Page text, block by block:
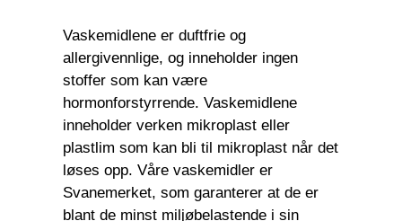
Vaskemidlene er duftfrie og
allergivennlige, og inneholder ingen
stoffer som kan være
hormonforstyrrende. Vaskemidlene
inneholder verken mikroplast eller
plastlim som kan bli til mikroplast når det
løses opp. Våre vaskemidler er
Svanemerket, som garanterer at de er
blant de minst miljøbelastende i sin